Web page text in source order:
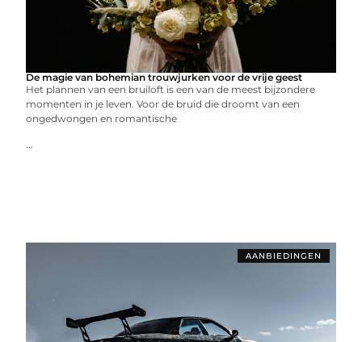
De magie van bohemian trouwjurken voor de vrije geest
Het plannen van een bruiloft is een van de meest bijzondere
momenten in je leven. Voor de bruid die droomt van een
ongedwongen en romantische
...
AANBIEDINGEN